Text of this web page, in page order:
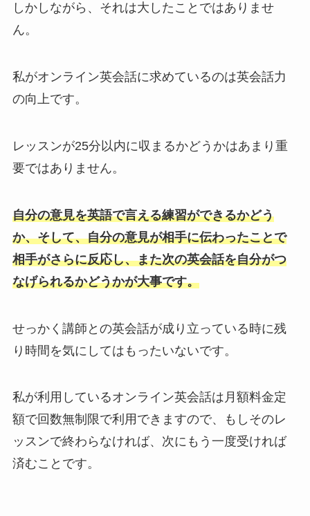
しかしながら、それは大したことではありませ
ん。
私がオンライン英会話に求めているのは英会話力
の向上です。
レッスンが25分以内に収まるかどうかはあまり重
要ではありません。
自分の意見を英語で言える練習ができるかどう
か、そして、自分の意見が相手に伝わったことで
相手がさらに反応し、また次の英会話を自分がつ
なげられるかどうかが大事です。
せっかく講師との英会話が成り立っている時に残
り時間を気にしてはもったいないです。
私が利用しているオンライン英会話は月額料金定
額で回数無制限で利用できますので、もしそのレ
ッスンで終わらなければ、次にもう一度受ければ
済むことです。